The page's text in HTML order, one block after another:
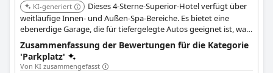
KI-generiert
Dieses 4-Sterne-Superior-Hotel verfügt über
weitläufige Innen- und Außen-Spa-Bereiche. Es bietet eine
ebenerdige Garage, die für tiefergelegte Autos geeignet ist, was
sehr praktisch ist. Die Bushaltestelle vor dem Hotel bietet
einfachen Zugang nach Zell am See und zum Kitzsteinhorn.
Zusammenfassung der Bewertungen für die Kategorie
'Parkplatz'
Von KI zusammengefasst